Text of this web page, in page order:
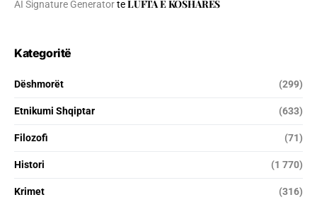
AI Signature GeneratorteLUFTA E KOSHARES
Kategoritë
Dëshmorët (299)
Etnikumi Shqiptar (633)
Filozofi (71)
Histori (1 770)
Krimet (316)